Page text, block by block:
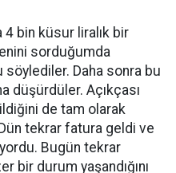
4 bin küsur liralık bir
sorduğumda
Daha sonra bu
düşürdüler. Açıkçası
de tam olarak
tekrar fatura geldi ve
Bugün tekrar
bir durum yaşandığını